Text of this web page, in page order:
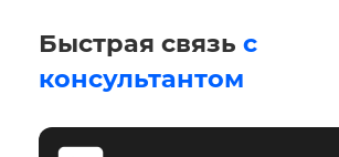
Быстрая связь с
консультантом